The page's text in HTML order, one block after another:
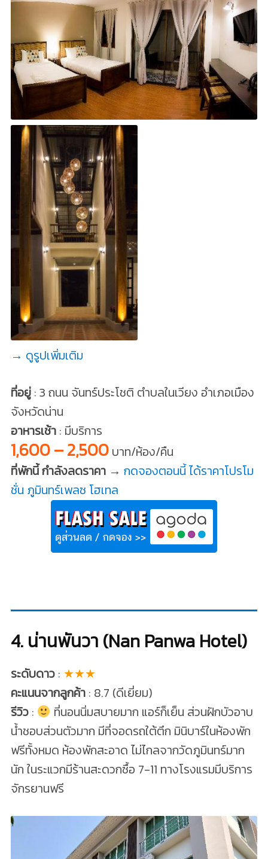
→ ดูรูปเพิ่มเติม
ที่อยู่: 3 ถนน จันทร์ประโชติ ตำบลในเวียง อำเภอเมือง
จังหวัดน่าน
อาหารเช้า: มีบริการ
1,600 – 2,500บาท/ห้อง/คืน
ที่พักนี้ กำลังลดราคา → กดจองตอนนี้ ได้ราคาโปรโม
ชั่น ภูมินทร์เพลซ โฮเทล
4. น่านพันวา (Nan Panwa Hotel)
ระดับดาว: ★★★
คะแนนจากลูกค้า : 8.7 (ดีเยี่ยม)
รีวิว:
ที่นอนนิ่มสบายมาก แอร์ก็เย็น ส่วนฝักบัวอาบ
น้ำชอบส่วนตัวมาก มีที่จอดรถใต้ตึก มินิบาร์ในห้องพัก
ฟรีทั้งหมด ห้องพักสะอาด ไม่ไกลจากวัดภูมินทร์มาก
นัก ในระแวกมีร้านสะดวกซื้อ 7-11 ทางโรงแรมมีบริการ
จักรยานฟรี